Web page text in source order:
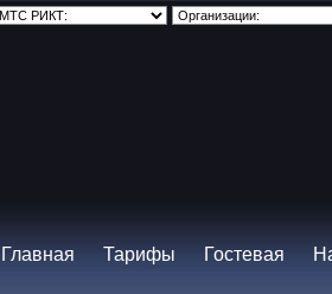
Главная Тарифы Гостевая